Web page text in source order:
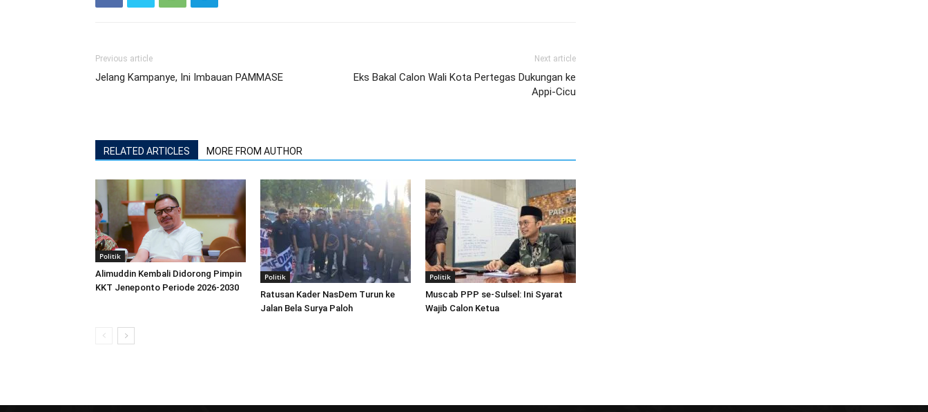
Previous article
Jelang Kampanye, Ini Imbauan PAMMASE
Next article
Eks Bakal Calon Wali Kota Pertegas Dukungan ke
Appi-Cicu
RELATED ARTICLES MORE FROM AUTHOR
Politik
Alimuddin Kembali Didorong Pimpin
KKT Jeneponto Periode 2026-2030
Politik
Ratusan Kader NasDem Turun ke
Jalan Bela Surya Paloh
Politik
Muscab PPP se-Sulsel: Ini Syarat
Wajib Calon Ketua